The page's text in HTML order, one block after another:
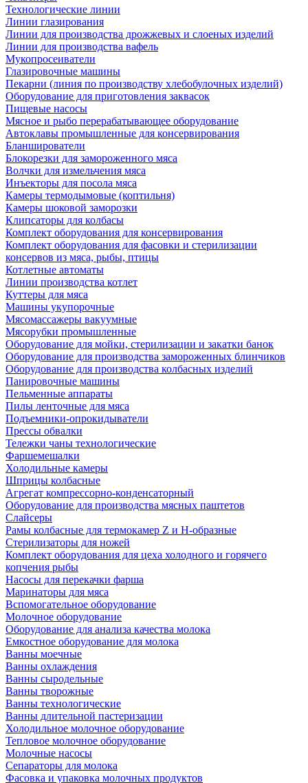
Технологические линии
Линии глазирования
Линии для производства дрожжевых и слоеных изделий
Линии для производства вафель
Мукопросеиватели
Глазировочные машины
Пекарни (линия по производству хлебобулочных изделий)
Оборудование для приготовления заквасок
Пищевые насосы
Мясное и рыбо перерабатывающее оборудование
Автоклавы промышленные для консервирования
Бланширователи
Блокорезки для замороженного мяса
Волчки для измельчения мяса
Инъекторы для посола мяса
Камеры термодымовые (коптильня)
Камеры шоковой заморозки
Клипсаторы для колбасы
Комплект оборудования для консервирования
Комплект оборудования для фасовки и стерилизации
консервов из мяса, рыбы, птицы
Котлетные автоматы
Линии производства котлет
Куттеры для мяса
Машины укупорочные
Мясомассажеры вакуумные
Мясорубки промышленные
Оборудование для мойки, стерилизации и закатки банок
Оборудование для производства замороженных блинчиков
Оборудование для производства колбасных изделий
Панировочные машины
Пельменные аппараты
Пилы ленточные для мяса
Подъемники-опрокидыватели
Прессы обвалки
Тележки чаны технологические
Фаршемешалки
Холодильные камеры
Шприцы колбасные
Агрегат компрессорно-конденсаторный
Оборудование для производства мясных паштетов
Слайсеры
Рамы колбасные для термокамер Z и H-образные
Стерилизаторы для ножей
Комплект оборудования для цеха холодного и горячего
копчения рыбы
Насосы для перекачки фарша
Маринаторы для мяса
Вспомогательное оборудование
Молочное оборудование
Оборудование для анализа качества молока
Емкостное оборудование для молока
Ванны моечные
Ванны охлаждения
Ванны сыродельные
Ванны творожные
Ванны технологические
Ванны длительной пастеризации
Холодильное молочное оборудование
Тепловое молочное оборудование
Молочные насосы
Сепараторы для молока
Фасовка и упаковка молочных продуктов